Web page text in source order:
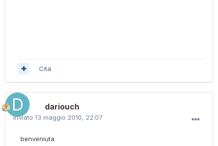
Cita
dariouch
Inviato 13 maggio 2010, 22:07
benveniuta